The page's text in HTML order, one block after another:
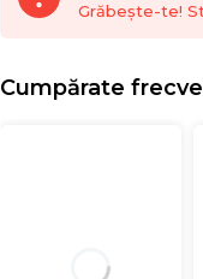
Grăbește-te!
Cumpărate